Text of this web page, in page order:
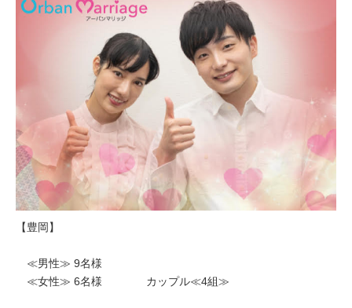
【豊岡】
≪男性≫ 9名様
≪女性≫ 6名様 カップル≪4組≫